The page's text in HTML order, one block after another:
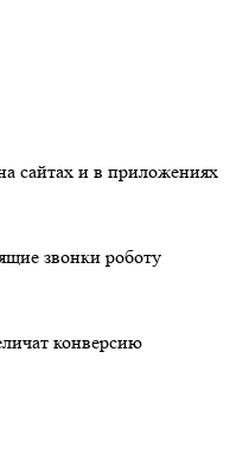
сайтах и в приложениях
звонки роботу
конверсию